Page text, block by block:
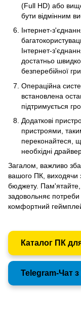
(Full HD) або
бути відмінним
Інтернет-
Інтернет-
достатньо
безперебійної
Операційна
встановлена
підтримується
Додаткові
пристроями,
переконайтеся,
необхідні
Загалом, важливо
вашого ПК, виходячи
бюджету.
задовольняє потреби
комфортний
Каталог ПК
Telegram-Чат